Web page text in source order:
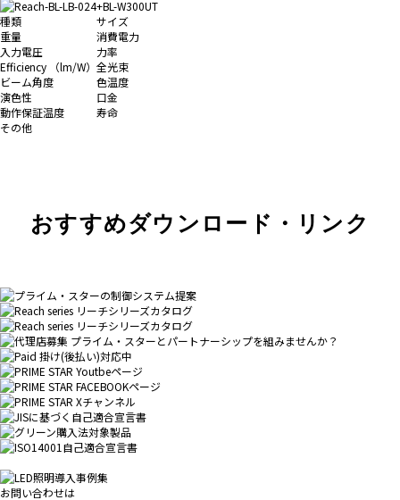
種類
サイズ
重量
消費電力
入力電圧
力率
Efficiency （lm/W） 全光束
ビーム角度
色温度
演色性
口金
動作保証温度
寿命
その他
おすすめダウンロード・リンク
お問い合わせは